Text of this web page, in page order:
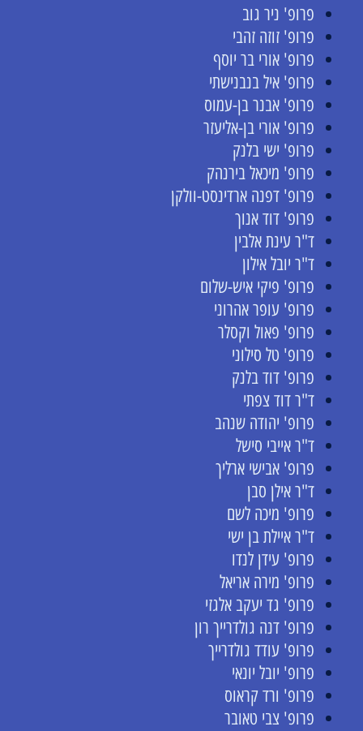
פרופ' ניר גוב
פרופ' זוזה זהבי
פרופ' אורי בר יוסף
פרופ' איל בנבנישתי
פרופ' אבנר בן-עמוס
פרופ' אורי בן-אליעזר
פרופ' ישי בלנק
פרופ' מיכאל בירנהק
פרופ' דפנה ארדינסט-וולקן
פרופ' דוד אנוך
ד"ר עינת אלבין
ד"ר יובל אילון
פרופ' פיקי איש-שלום
פרופ' עופר אהרוני
פרופ' פאול וקסלר
פרופ' טל סילוני
פרופ' דוד בלנק
ד"ר דוד צפתי
פרופ' יהודה שנהב
ד"ר אייבי סישל
פרופ' אבישי ארליך
ד"ר אילן סבן
פרופ' מיכה לשם
ד"ר איילת בן ישי
פרופ' עידן לנדו
פרופ' מירה אריאל
פרופ' גד יעקב אלגזי
פרופ' דנה גולדרייך רון
פרופ' עודד גולדרייך
פרופ' יובל יונאי
פרופ' ורד קראוס
פרופ' צבי טאובר